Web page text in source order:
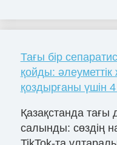
Тағы бір
қойды: әлеуметтік
қоздырғаны үшін
Қазақстанда тағы
салынды: сөздің